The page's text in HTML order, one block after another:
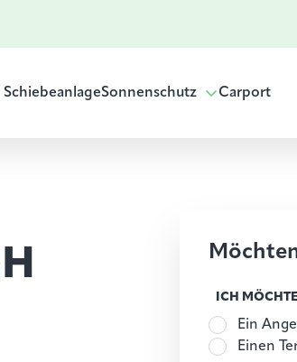
SchiebeanlageSonnenschutz Carport
ICH MÖCHTE
Ein
Einen